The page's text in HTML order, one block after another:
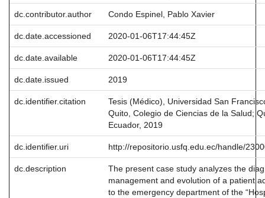
dc.contributor.author Condo Espinel, Pablo Xavier
dc.date.accessioned 2020-01-06T17:44:45Z
dc.date.available 2020-01-06T17:44:45Z
dc.date.issued 2019
dc.identifier.citation
Tesis (Médico), Universidad San
Quito, Colegio de Ciencias de la Salud;
Ecuador, 2019
dc.identifier.uri http://repositorio.usfq.edu.ec/handle/
dc.description
The present case study analyzes the
management and evolution of a patient
to the emergency department of the